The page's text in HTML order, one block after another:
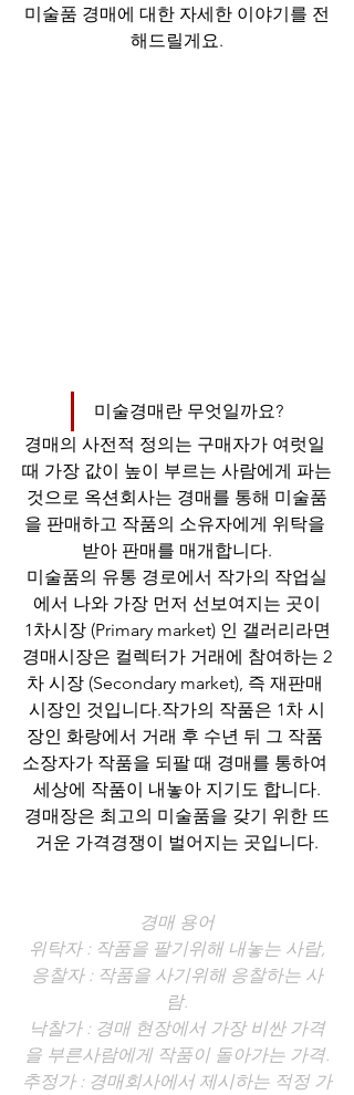
미술품 경매에 대한 자세한 이야기를 전
해드릴게요.
미술경매란 무엇일까요?
경매의 사전적 정의는 구매자가 여럿일
때 가장 값이 높이 부르는 사람에게 파는
것으로 옥션회사는 경매를 통해 미술품
을 판매하고 작품의 소유자에게 위탁을
받아 판매를 매개합니다.
미술품의 유통 경로에서 작가의 작업실
에서 나와 가장 먼저 선보여지는 곳이
1차시장 (Primary market) 인 갤러리라면
경매시장은 컬렉터가 거래에 참여하는 2
차 시장 (Secondary market), 즉 재판매
시장인 것입니다.작가의 작품은 1차 시
장인 화랑에서 거래 후 수년 뒤 그 작품
소장자가 작품을 되팔 때 경매를 통하여
세상에 작품이 내놓아 지기도 합니다.
경매장은 최고의 미술품을 갖기 위한 뜨
거운 가격경쟁이 벌어지는 곳입니다.
경매 용어
위탁자 : 작품을 팔기위해 내놓는 사람,
응찰자 : 작품을 사기위해 응찰하는 사
람.
낙찰가 : 경매 현장에서 가장 비싼 가격
을 부른사람에게 작품이 돌아가는 가격.
추정가 : 경매회사에서 제시하는 적정 가